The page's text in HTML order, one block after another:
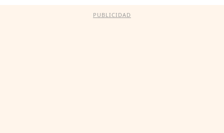
PUBLICIDAD